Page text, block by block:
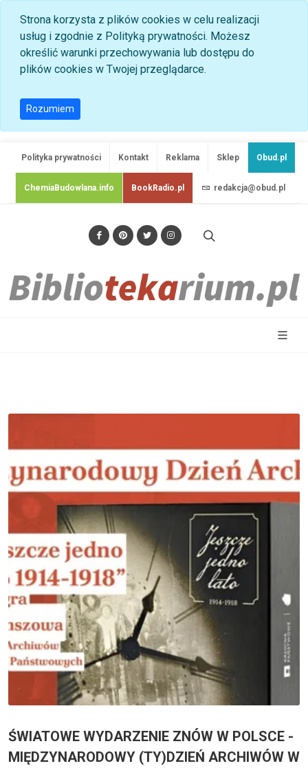
Strona korzysta z plików cookies w celu realizacji
usług i zgodnie z Polityką prywatności. Możesz
określić warunki przechowywania lub dostępu do
plików cookies w Twojej przeglądarce.
Rozumiem
Polityka prywatności Kontakt Reklama Sklep Obud.pl
ChemiaBudowlana.info BookRadio.pl redakcja@obud.pl
ŚWIATOWE WYDARZENIE ZNÓW W POLSCE -
MIĘDZYNARODOWY (TY)DZIEŃ ARCHIWÓW W